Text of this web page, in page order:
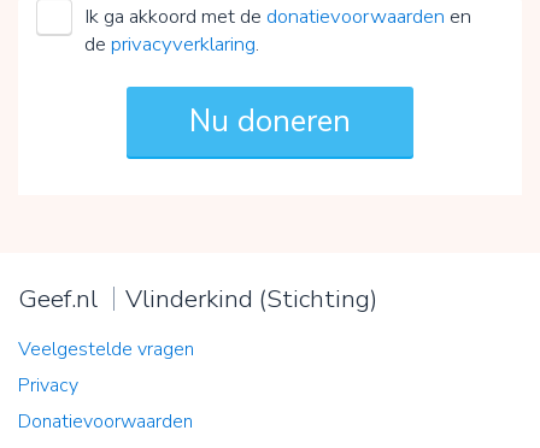
Ik ga akkoord met de donatievoorwaarden en
de privacyverklaring.
Geef.nl Vlinderkind (Stichting)
Veelgestelde vragen
Privacy
Donatievoorwaarden